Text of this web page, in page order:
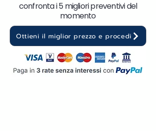
confronta i 5 migliori preventivi del
momento
Ottieni il miglior prezzo e procedi